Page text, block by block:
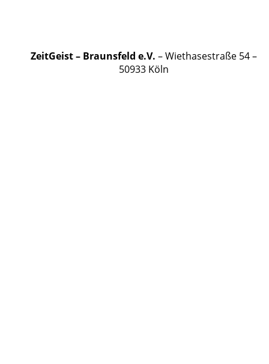
ZeitGeist – Braunsfeld e.V. – Wiethasestraße 54 –
50933 Köln